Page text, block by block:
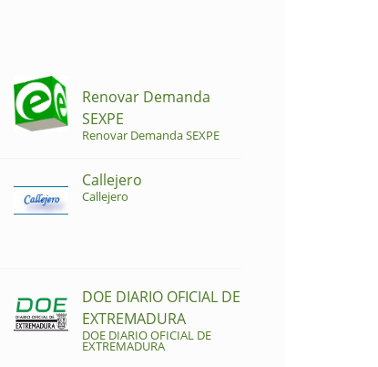
Renovar Demanda
SEXPE
Renovar Demanda SEXPE
Callejero
Callejero
DOE DIARIO OFICIAL DE
EXTREMADURA
DOE DIARIO OFICIAL DE
EXTREMADURA